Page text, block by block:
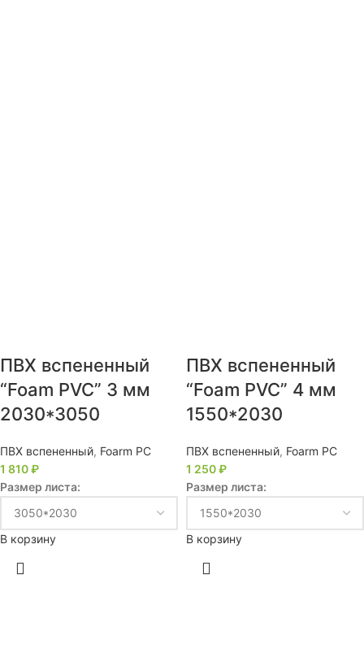
ПВХ вспененный
“Foam PVC” 3 мм
2030*3050
ПВХ вспененный, Foarm PC
1 810₽
Размер листа:
В корзину
ПВХ вспененный
“Foam PVC” 4 мм
1550*2030
ПВХ вспененный, Foarm PC
1 250₽
Размер листа:
В корзину